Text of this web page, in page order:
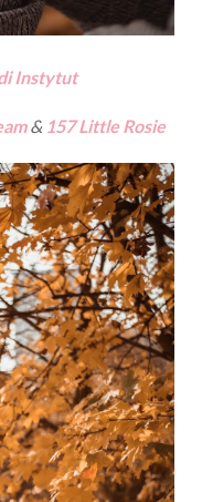
Instytut
& 157 Little Rosie